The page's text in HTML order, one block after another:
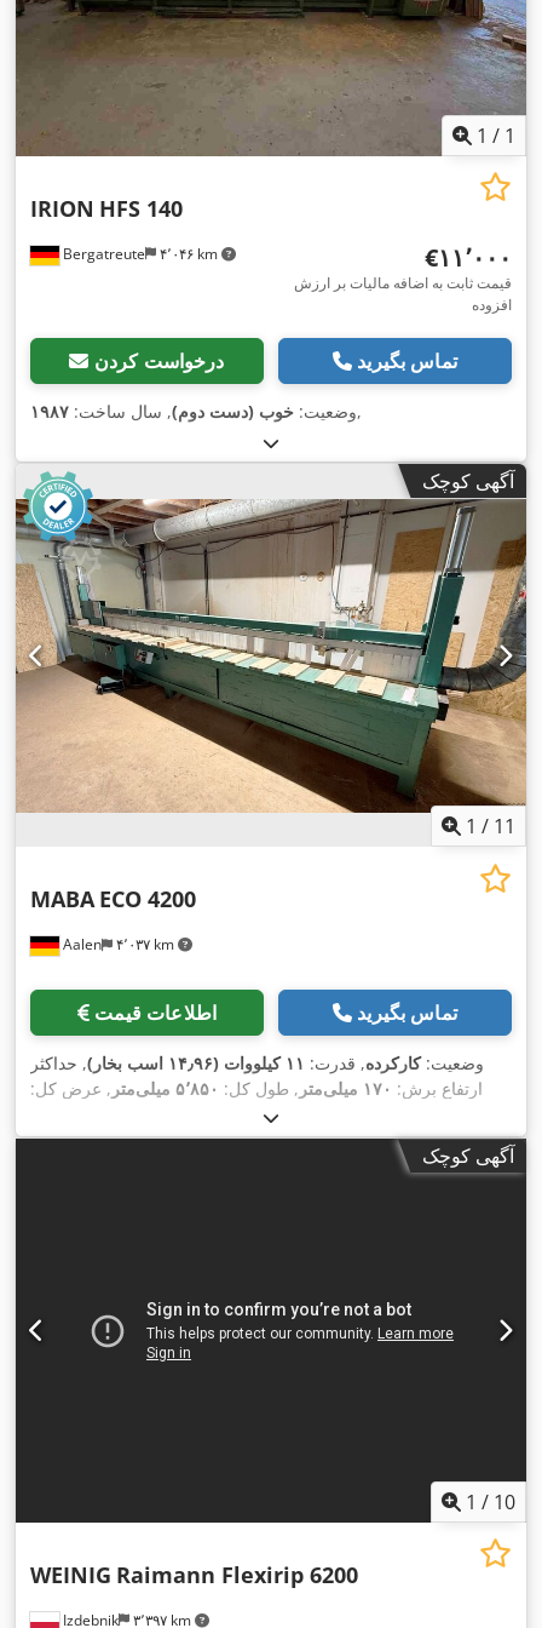
1 / 1
Bergatreute ۴٬۰۴۶ km
IRION HFS 140
‎€۱۱٬۰۰۰
قیمت ثابت به اضافه مالیات بر ارزش
افزوده
درخواست کردن تماس بگیرید
وضعیت: خوب (دست دوم), سال ساخت: ۱۹۸۷ ,
آگهی کوچک
1 / 11
Aalen ۴٬۰۳۷ km
MABA ECO 4200
اطلاعات قیمت تماس بگیرید
وضعیت:کارکرده, قدرت: ۱۱ کیلووات (۱۴٫۹۶ اسب بخار)
, حداکثر
ارتفاع برش: ۱۷۰ میلی‌متر , طول کل: ۵٬۸۵۰ میلی‌متر
, عرض کل:
, ارتفاع کل:
کیلوگرم,
آگهی کوچک
1 / 10
Izdebnik ۳٬۳۹۷ km
WEINIG Raimann Flexirip 6200